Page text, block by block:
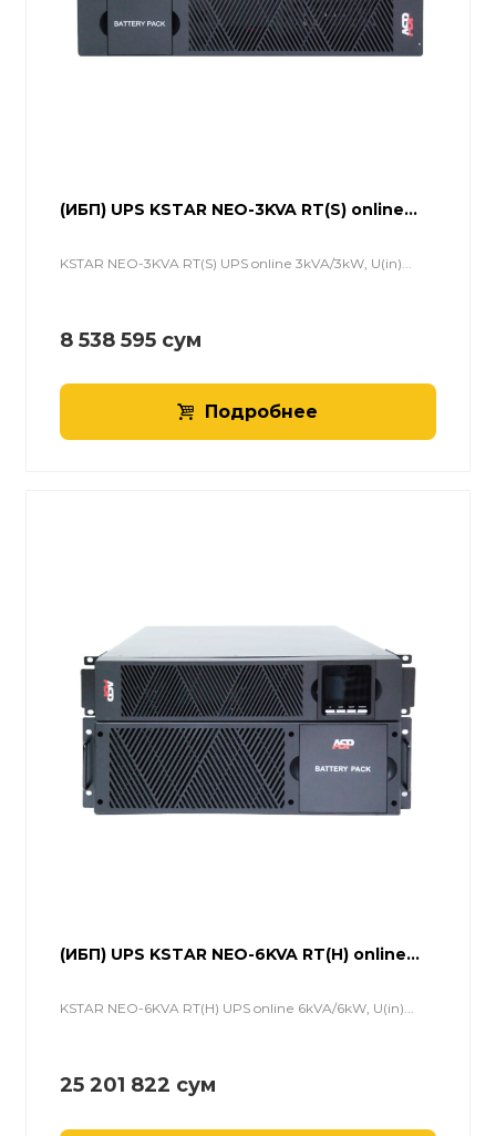
(ИБП) UPS KSTAR NEO-3KVA RT(S) online...
KSTAR NEO-3KVA RT(S) UPS online 3kVA/3kW, U(in)...
8 538 595 сум
Подробнее
(ИБП) UPS KSTAR NEO-6KVA RT(H) online...
KSTAR NEO-6KVA RT(H) UPS online 6kVA/6kW, U(in)...
25 201 822 сум